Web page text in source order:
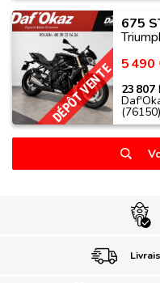
DÉPÔT VENTE
675
5 490
23 807
(76150)